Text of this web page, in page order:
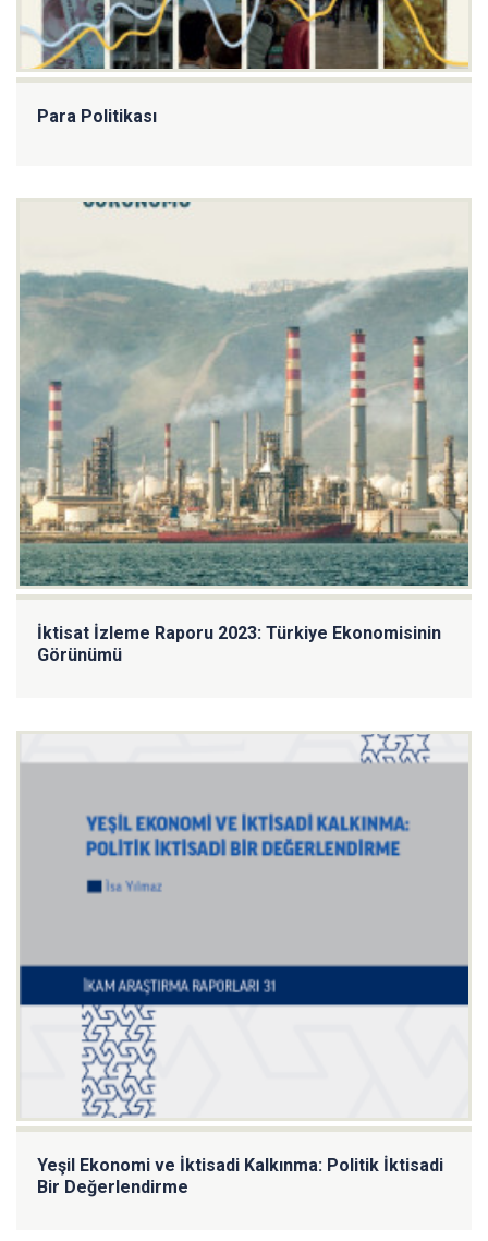
Para Politikası
İktisat İzleme Raporu 2023: Türkiye Ekonomisinin
Görünümü
Yeşil Ekonomi ve İktisadi Kalkınma: Politik İktisadi
Bir Değerlendirme